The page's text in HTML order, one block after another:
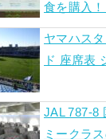
食を購入
ヤマハス
ド 座席表
JAL 787-8
ミークラ